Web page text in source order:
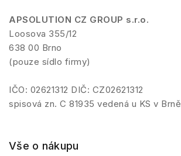
APSOLUTION CZ GROUP s.r.o.
Loosova 355/12
638 00 Brno
(pouze sídlo firmy)
IČO: 02621312 DIČ: CZ02621312
spisová zn. C 81935 vedená u KS v Brně
Vše o nákupu